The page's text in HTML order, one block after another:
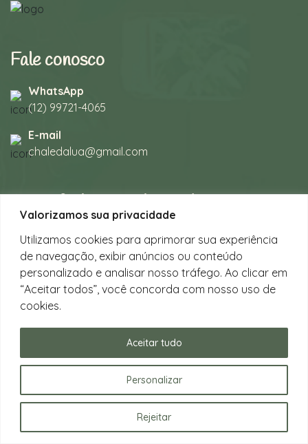
Valorizamos sua privacidade
Utilizamos cookies para aprimorar sua experiência
de navegação, exibir anúncios ou conteúdo
personalizado e analisar nosso tráfego. Ao clicar em
“Aceitar todos”, você concorda com nosso uso de
cookies.
Personalizar
Rejeitar
Aceitar tudo
Fale conosco
WhatsApp
(12) 99721-4065
E-mail
chaledalua@gmail.com
na bela praia de Juquehy.
Instagram
@chalesdaluajuquehy
Facebook
Chalés da Lua Juquehy